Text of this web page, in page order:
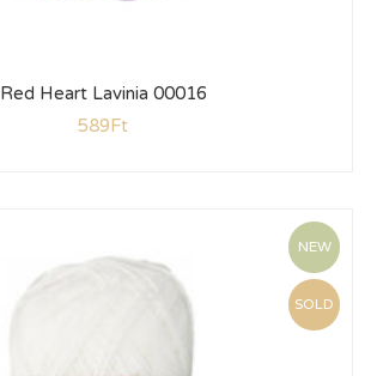
Red Heart Lavinia 00016
589Ft
NEW
SOLD